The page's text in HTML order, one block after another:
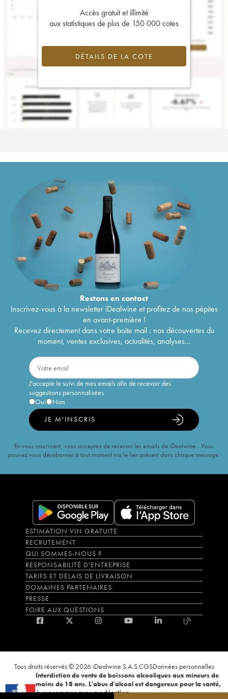
Accès gratuit et illimité
aux statistiques de plus de 150 000 cotes
DÉTAILS DE LA COTE
Restons encontact
Inscrivez-vous à la newsletter iDealwine et profitez de nos pépites
en avant-première !
Recevez directement dans votre boîte mail : nos découvertes du
moment, ventes exclusives, actualités, analyses...
J'accepte le suivi de mes emails afin de recevoir des
suggestions personnalisées
Oui
Non
JE M'INSCRIS
En vous inscrivant, vous acceptez de recevoir les emails de iDealwine. Vous
pouvez vous désabonner à tout moment via le lien présent dans chaque message.
ESTIMATION VIN GRATUITE
RECRUTEMENT
QUI SOMMES-NOUS ?
RESPONSABILITÉ D'ENTREPRISE
TARIFS ET DÉLAIS DE LIVRAISON
DOMAINES PARTENAIRES
PRESSE
FOIRE AUX QUESTIONS
Tous droits réservés © 2026 iDealwine S.A.S.CGSDonnées personnelles
Interdiction de vente de boissons alcooliques aux mineurs de
moins de 18 ans. L'abus d'alcool est dangereux pour la santé,
à consommer avec modération.